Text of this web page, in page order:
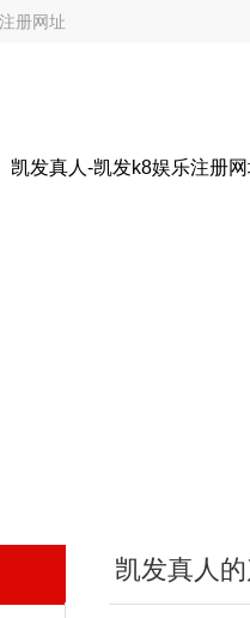
册网址
凯发真人-凯发k8娱乐注册
凯发真人